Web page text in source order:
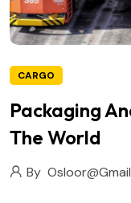
CARGO
Packaging
The World
By